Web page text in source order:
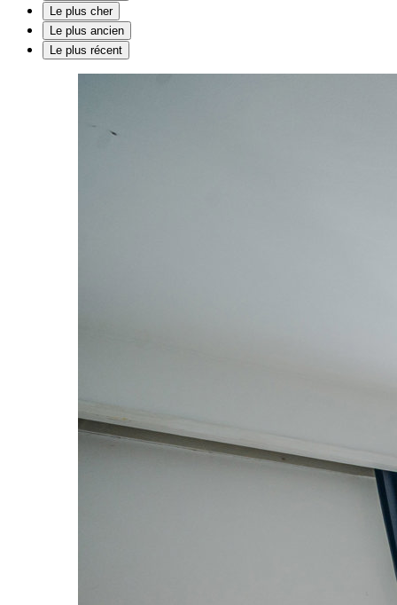
Le plus cher
Le plus ancien
Le plus récent